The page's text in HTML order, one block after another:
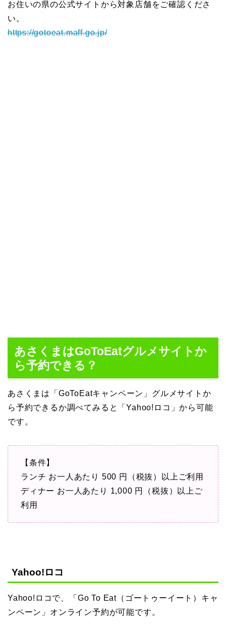
お住いの県の公式サイトから対象店舗をご確認くださ
い。
https://gotoeat.maff.go.jp/
あさくまはGoToEatグルメサイトか
ら予約できる？
あさくまは「GoToEatキャンペーン」グルメサイトか
ら予約できるか調べてみると「Yahoo!ロコ」から可能
です。
【条件】
ランチ お一人あたり 500 円（税抜）以上ご利用
ディナー お一人あたり 1,000 円（税抜）以上ご
利用
Yahoo!ロコ
Yahoo!ロコで、「Go To Eat（ゴートゥーイート）キャ
ンペーン」オンライン予約が可能です。